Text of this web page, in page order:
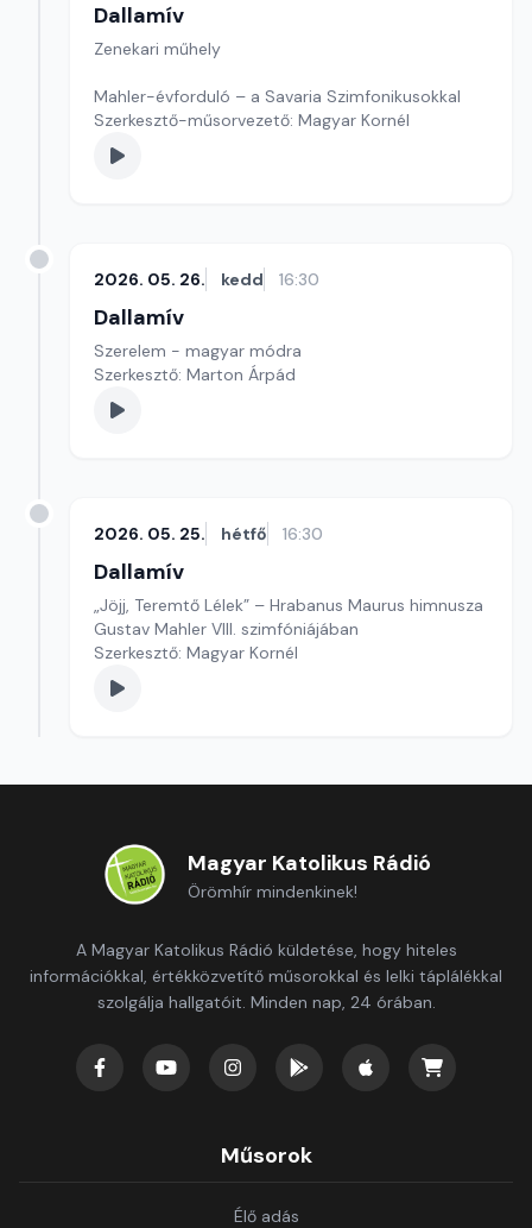
Dallamív
Zenekari műhely
Mahler-évforduló – a Savaria Szimfonikusokkal
Szerkesztő-műsorvezető: Magyar Kornél
2026. 05. 26. kedd 16:30
Dallamív
Szerelem - magyar módra
Szerkesztő: Marton Árpád
2026. 05. 25. hétfő 16:30
Dallamív
„Jöjj, Teremtő Lélek” – Hrabanus Maurus himnusza
Gustav Mahler VIII. szimfóniájában
Szerkesztő: Magyar Kornél
Magyar Katolikus Rádió
Örömhír mindenkinek!
A Magyar Katolikus Rádió küldetése, hogy hiteles
információkkal, értékközvetítő műsorokkal és lelki táplálékkal
szolgálja hallgatóit. Minden nap, 24 órában.
Műsorok
Élő adás